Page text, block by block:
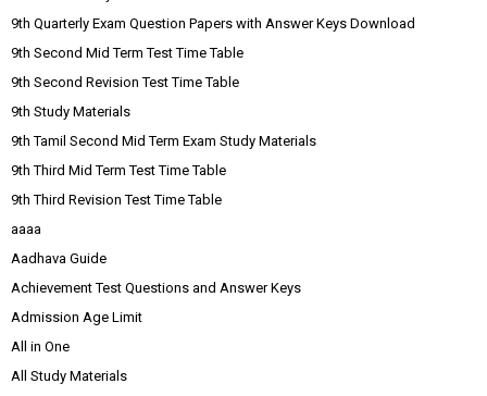
9th Quarterly Exam Question Papers with Answer Keys Download
9th Second Mid Term Test Time Table
9th Second Revision Test Time Table
9th Study Materials
9th Tamil Second Mid Term Exam Study Materials
9th Third Mid Term Test Time Table
9th Third Revision Test Time Table
aaaa
Aadhava Guide
Achievement Test Questions and Answer Keys
Admission Age Limit
All in One
All Study Materials